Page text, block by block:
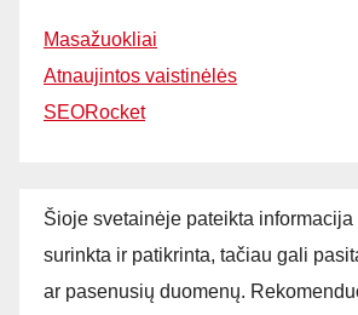
Masažuokliai
Atnaujintos vaistinėlės
SEORocket
Šioje svetainėje pateikta informacija
surinkta ir patikrinta, tačiau gali
ar pasenusių duomenų.